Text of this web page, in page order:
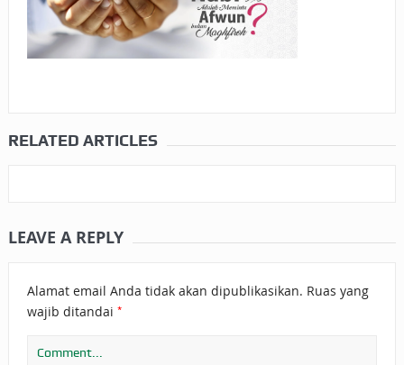
RELATED ARTICLES
LEAVE A REPLY
Alamat email Anda tidak akan dipublikasikan. Ruas yang
wajib ditandai *